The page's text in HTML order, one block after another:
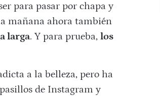
para pasar por chapa y
mañana ahora también
larga. Y para prueba, los
a la belleza, pero ha
de Instagram y